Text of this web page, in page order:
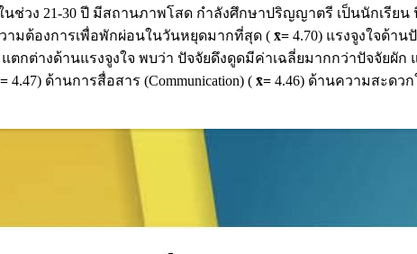
วง 21-30 ปี มีสถานภาพโสด กำลังศึกษาปริญญาตรี เป็นนักเรียน
วามต้องการเพื่อพักผ่อนในวันหยุดมากที่สุด ( x̄= 4.70) แรงจูงใจด้า
แตกต่างด้านแรงจูงใจ พบว่า ปัจจัยดึงดูดมีค่าเฉลี่ยมากกว่าปัจจัยผั
= 4.47) ด้านการสื่อสาร (Communication) ( x̄= 4.46) ด้านความสะดวก